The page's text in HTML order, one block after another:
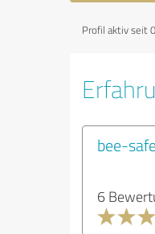
Profil aktiv seit
bee-
6